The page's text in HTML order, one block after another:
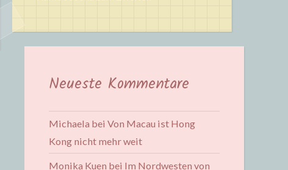
Neueste Kommentare
Michaela bei Von Macau ist Hong
Kong nicht mehr weit
Monika Kuen bei Im Nordwesten von